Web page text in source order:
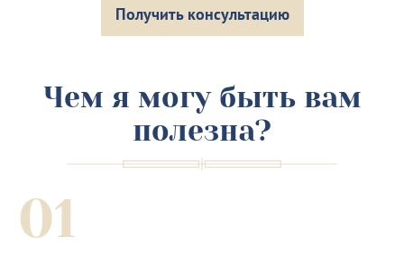
Получить консультацию
Чем я могу быть вам
полезна?
01